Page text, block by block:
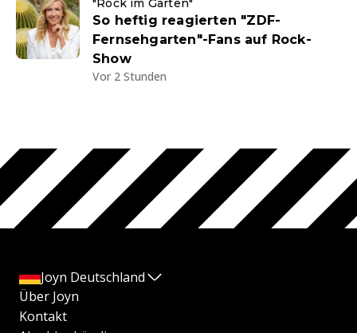
"Rock im Garten"
So heftig reagierten "ZDF-
Fernsehgarten"-Fans auf Rock-
Show
Vor 2 Stunden
Joyn Deutschland
Über Joyn
Kontakt